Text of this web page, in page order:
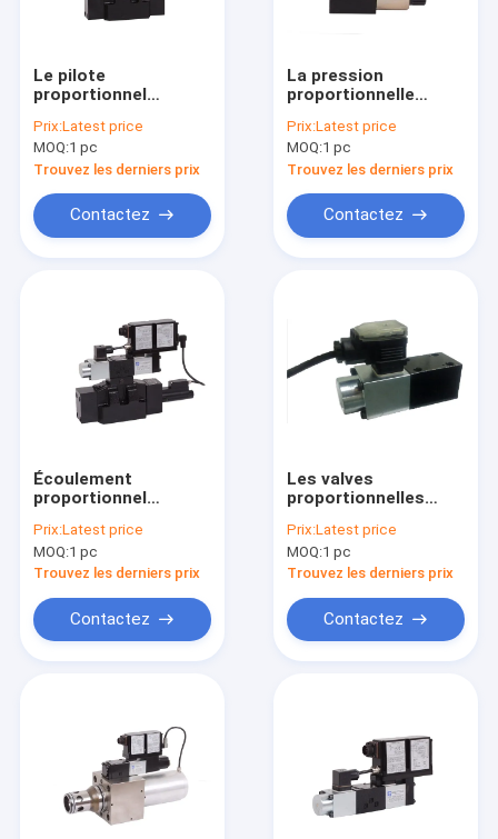
Au sujet de nous
Visite d'usine
Le pilote
proportionnel
valve de DPZO DL5
perated le servo de
bobine proportionnel
L5 = linéaire
Prix:Latest price
MOQ:1 pc
Trouvez les derniers prix
Contactez
La pression
proportionnelle
de la valve AERS de
RZMO-TERS coulent
4L/min
Prix:Latest price
MOQ:1 pc
Trouvez les derniers prix
Contactez
Écoulement
proportionnel
600L/min, pression
350bar de valve de
MA-DPZO-T
Prix:Latest price
MOQ:1 pc
Trouvez les derniers prix
Contactez
Les valves
proportionnelles
RZGO-TERS-AERS 10,
20 de RZGO font
pression sur 315bar
Prix:Latest price
MOQ:1 pc
Trouvez les derniers prix
Contactez